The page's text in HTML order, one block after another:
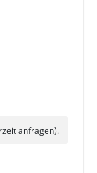
anfragen).